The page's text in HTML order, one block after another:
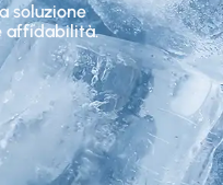
soluzione
affidabilità.